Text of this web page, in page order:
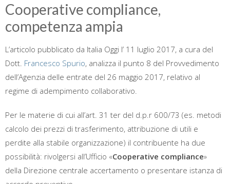
Cooperative compliance,
competenza ampia
L’articolo pubblicato da Italia Oggi l’ 11 luglio 2017, a cura del
Dott. Francesco Spurio, analizza il punto 8 del Provvedimento
dell’Agenzia delle entrate del 26 maggio 2017, relativo al
regime di adempimento collaborativo.
Per le materie di cui all’art. 31 ter del d.p.r 600/73 (es. metodi
calcolo dei prezzi di trasferimento, attribuzione di utili e
perdite alla stabile organizzazione) il contribuente ha due
possibilità: rivolgersi all’Ufficio «Cooperative compliance»
della Direzione centrale accertamento o presentare istanza di